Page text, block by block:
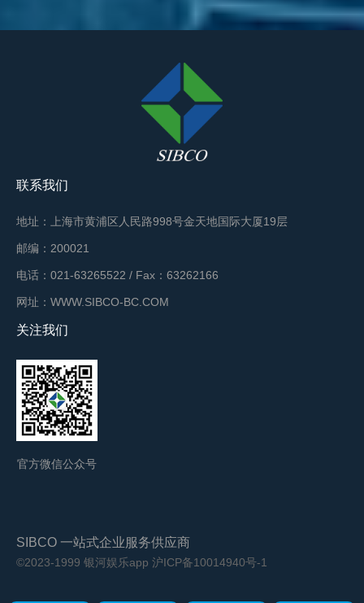
联系我们
地址：上海市黄浦区人民路998号金天地国际大厦19层
邮编：200021
电话：021-63265522 / Fax：63262166
网址：WWW.SIBCO-BC.COM
关注我们
官方微信公众号
SIBCO 一站式企业服务供应商
©2023-1999 银河娱乐app 沪ICP备10014940号-1